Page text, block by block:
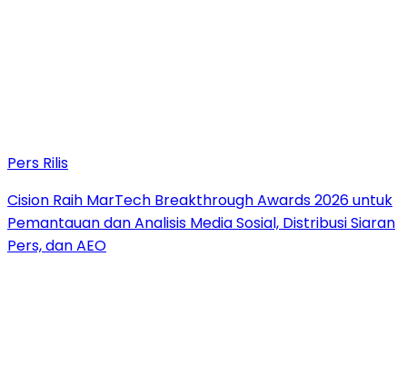
Pers Rilis
Cision Raih MarTech Breakthrough Awards 2026 untuk
Pemantauan dan Analisis Media Sosial, Distribusi Siaran
Pers, dan AEO